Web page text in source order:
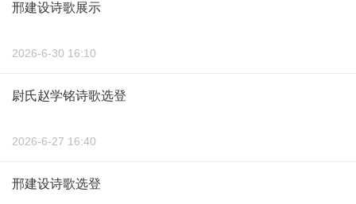
邢建设诗歌展示
2026-6-30 16:10
尉氏赵学铭诗歌选登
2026-6-27 16:40
邢建设诗歌选登